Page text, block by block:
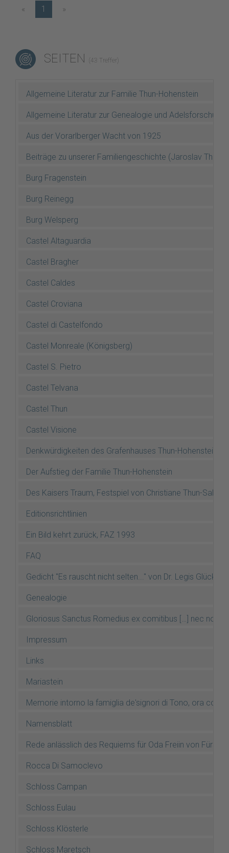
« 1 »
SEITEN (43 Treffer)
Allgemeine Literatur zur Familie Thun-Hohenstein
Allgemeine Literatur zur Genealogie und Adelsforschung
Aus der Vorarlberger Wacht von 1925
Beiträge zu unserer Familiengeschichte (Jaroslav Thun
Burg Fragenstein
Burg Reinegg
Burg Welsperg
Castel Altaguardia
Castel Bragher
Castel Caldes
Castel Croviana
Castel di Castelfondo
Castel Monreale (Königsberg)
Castel S. Pietro
Castel Telvana
Castel Thun
Castel Visione
Denkwürdigkeiten des Grafenhauses Thun-Hohenstein
Der Aufstieg der Familie Thun-Hohenstein
Des Kaisers Traum, Festspiel von Christiane Thun-Salm
Editionsrichtlinien
Ein Bild kehrt zurück, FAZ 1993
FAQ
Gedicht "Es rauscht nicht selten..." von Dr. Legis
Genealogie
Gloriosus Sanctus Romedius ex comitibus […] nec non
Impressum
Links
Mariastein
Memorie intorno la famiglia de'signori di Tono, ora conti
Namensblatt
Rede anlässlich des Requiems für Oda Freiin von
Rocca Di Samoclevo
Schloss Campan
Schloss Eulau
Schloss Klösterle
Schloss Maretsch